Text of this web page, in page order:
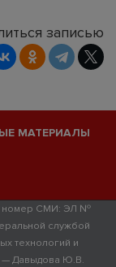
записью
МАТЕРИАЛЫ
номер СМИ: ЭЛ №
службой
технологий и
— Давыдова Ю.В.